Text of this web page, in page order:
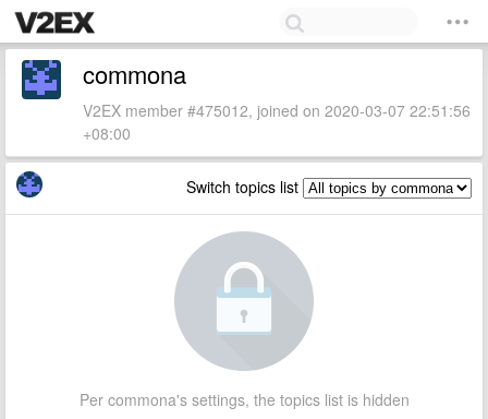
commona
V2EX member #475012, joined on 2020-03-07 22:51:56
+08:00
Switch topics list
Per commona's settings, the topics list is hidden